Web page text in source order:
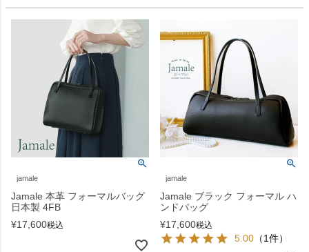
jamale
Jamale 本革 フォーマルバッグ
日本製 4FB
¥17,600税込
jamale
Jamale ブラック フォーマル ハ
ンドバッグ
¥17,600税込
5.00 （1件）